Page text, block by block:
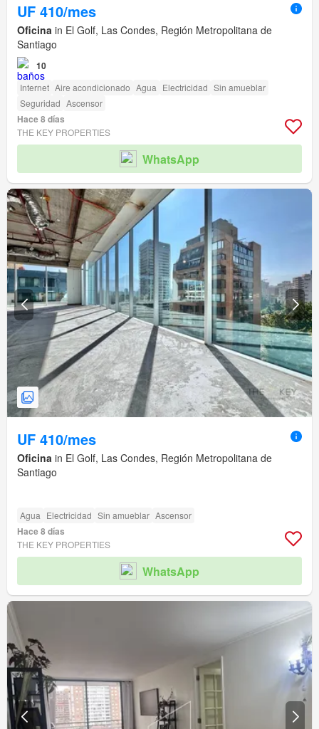
UF 410/mes
Oficina in El Golf, Las Condes, Región Metropolitana de
Santiago
10
Internet Aire acondicionado Agua Electricidad Sin amueblar
Seguridad Ascensor
Hace 8 días
THE KEY PROPERTIES
WhatsApp
UF 410/mes
Oficina in El Golf, Las Condes, Región Metropolitana de
Santiago
Agua Electricidad Sin amueblar Ascensor
Hace 8 días
THE KEY PROPERTIES
WhatsApp